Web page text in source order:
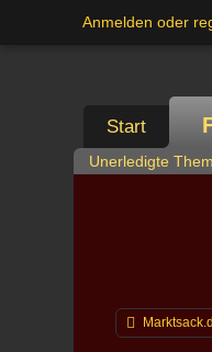
Anmelden oder
Start
Unerledigte